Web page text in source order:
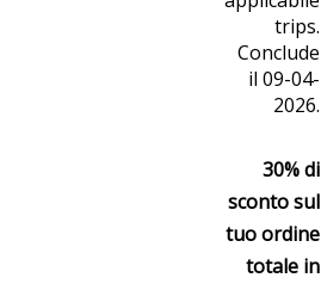
trips.
Conclude
il 09-04-
2026.
30% di
sconto sul
tuo ordine
totale in